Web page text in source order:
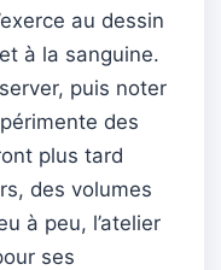
au dessin
à la sanguine.
puis noter
des
plus tard
des volumes
à peu, l’atelier
ses